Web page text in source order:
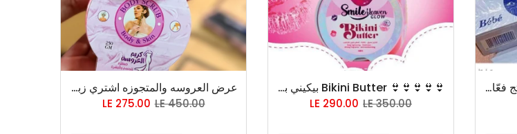
كريم كينتا المغربي للتبييض منتج فعّال وقوي في تفتيح الركب والأكواع والمناطق الداكنة في الجسم ولكن لايستخدم للوجه لان به مواد فعّاله قوية على الوجه ويستعمل كمان في تبييض المناطق الحساسة 👙 وهو أمن وخالي تماماً من الكورتيزون والمواد الضارة 👙👙👙👙👙 Bikini Butter بيكيني باتر هيفين سمايل Heaven Smile 500 grams جماااعة دا مش بيفتتتح عادي كدة دا بيخلي البكيني بينك 👙
LE 350.00
LE 290.00
عرض العروسه والمتجوزه اشتري زبده حليب الامارات هتاخدي كريم العروسه هديه
LE 450.00
LE 275.00